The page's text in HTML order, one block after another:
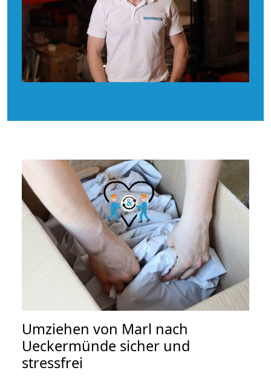
Umziehen von Marl nach
Ueckermünde sicher und
stressfrei